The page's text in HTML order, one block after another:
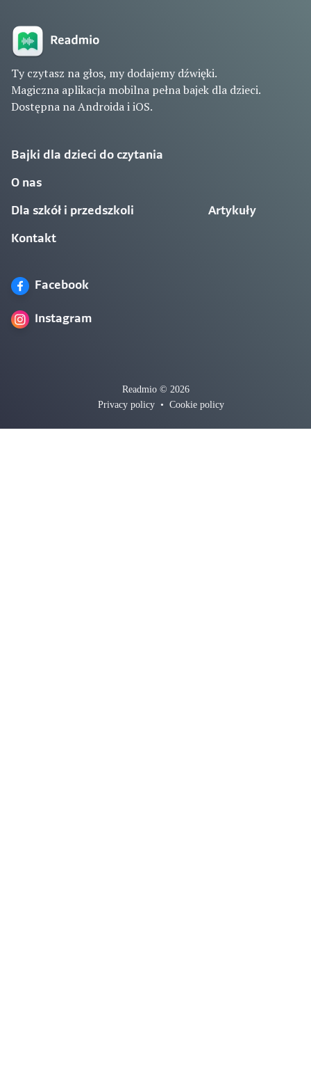
Ty czytasz na głos, my dodajemy dźwięki.
Magiczna aplikacja mobilna pełna bajek dla dzieci.
Dostępna na Androida i iOS.
Bajki dla dzieci do czytania
O nas
Dla szkół i przedszkoli
Kontakt
Artykuły
Facebook
Instagram
Readmio © 2026
Privacy policy • Cookie policy